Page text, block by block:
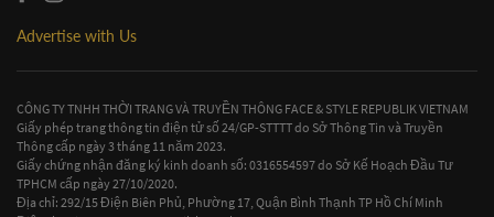
Advertise with Us
CÔNG TY TNHH THỜI TRANG VÀ TRUYỀN THÔNG FACE & STYLE REPUBLIK VIETNAM
Giấy phép trang thông tin điện tử số 24/GP-STTTT do Sở Thông Tin và Truyền
Thông cấp ngày 3 tháng 11 năm 2023.
Giấy chứng nhận đăng ký kinh doanh số: 0316554597 do Sở Kế Hoạch Đầu Tư
TPHCM cấp ngày 27/10/2020.
Địa chỉ: 292/15 Điện Biên Phủ, Phường 17, Quận Bình Thạnh TP Hồ Chí Minh